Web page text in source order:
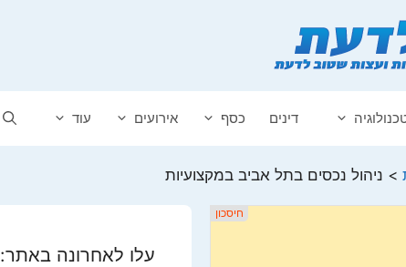
דינים כסף אירועים עוד
> ניהול נכסים בתל אביב במקצועיות
עלו לאחרונה באתר: